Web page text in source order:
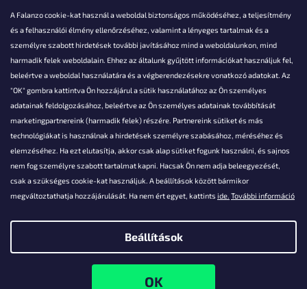
A Falanzo cookie-kat használ a weboldal biztonságos működéséhez, a teljesítmény
és a felhasználói élmény ellenőrzéséhez, valamint a lényeges tartalmak és a
személyre szabott hirdetések további javításához mind a weboldalunkon, mind
harmadik felek weboldalain. Ehhez az általunk gyűjtött információkat használjuk fel,
beleértve a weboldal használatára és a végberendezésekre vonatkozó adatokat. Az
"OK" gombra kattintva Ön hozzájárul a sütik használatához az Ön személyes
adatainak feldolgozásához, beleértve az Ön személyes adatainak továbbítását
marketingpartnereink (harmadik felek) részére. Partnereink sütiket és más
technológiákat is használnak a hirdetések személyre szabásához, méréséhez és
elemzéséhez. Ha ezt elutasítja, akkor csak alap sütiket fogunk használni, és sajnos
nem fog személyre szabott tartalmat kapni. Hacsak Ön nem adja beleegyezését,
csak a szükséges cookie-kat használjuk. A beállítások között bármikor
megváltoztathatja hozzájárulását. Ha nem ért egyet, kattints ide. További információ
Beállítások
Akarsz kérdezni valamit?
info@falanzo.hu